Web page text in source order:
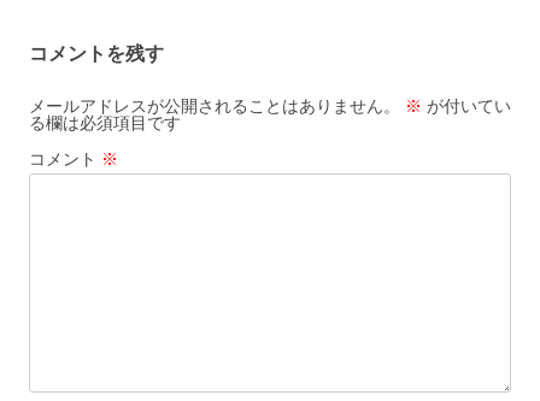
ゲ
ー
シ
ョ
コメントを残す
メールアドレスが公開されることはありません。 ※ が付いてい
る欄は必須項目です
コメント ※